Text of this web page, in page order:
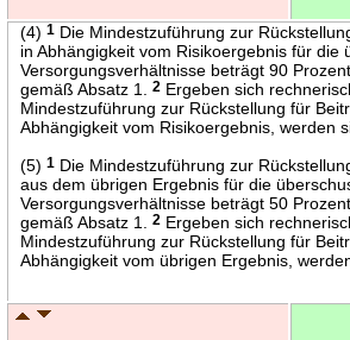
(4)1 Die Mindestzuführung zur
in Abhängigkeit vom Risikoergebnis für die
Versorgungsverhältnisse beträgt 90
gemäß Absatz 1.2 Ergeben sich
Mindestzuführung zur Rückstellung für
Abhängigkeit vom Risikoergebnis, werden
(5)1 Die Mindestzuführung zur
aus dem übrigen Ergebnis für die
Versorgungsverhältnisse beträgt 50
gemäß Absatz 1.2 Ergeben sich
Mindestzuführung zur Rückstellung für
Abhängigkeit vom übrigen Ergebnis,